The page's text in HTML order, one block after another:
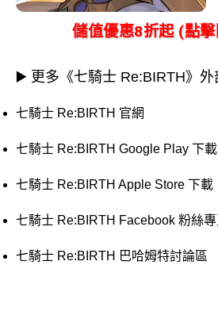
儲值優惠8折起 (點
▶️ 更多《七騎士 Re:BIRTH》外
七騎士 Re:BIRTH 官網
七騎士 Re:BIRTH Google Play 下載
七騎士 Re:BIRTH Apple Store 下載
七騎士 Re:BIRTH Facebook 粉絲專
七騎士 Re:BIRTH 巴哈姆特討論區